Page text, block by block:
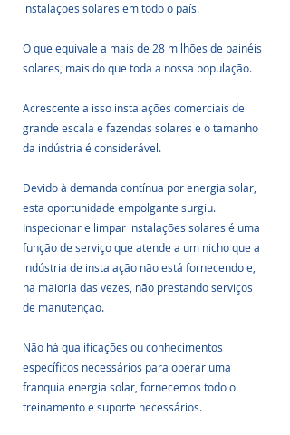
instalações solares em todo o país.
O que equivale a mais de 28 milhões de painéis
solares, mais do que toda a nossa população.
Acrescente a isso instalações comerciais de
grande escala e fazendas solares e o tamanho
da indústria é considerável.
Devido à demanda contínua por energia solar,
esta oportunidade empolgante surgiu.
Inspecionar e limpar instalações solares é uma
função de serviço que atende a um nicho que a
indústria de instalação não está fornecendo e,
na maioria das vezes, não prestando serviços
de manutenção.
Não há qualificações ou conhecimentos
específicos necessários para operar uma
franquia energia solar, fornecemos todo o
treinamento e suporte necessários.